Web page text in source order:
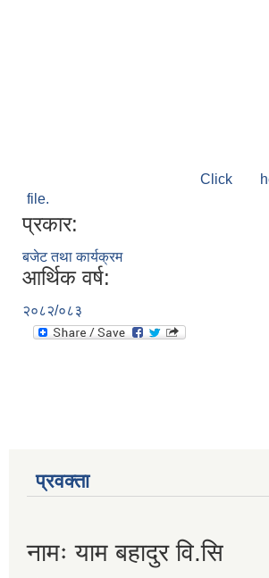
Click
file.
प्रकार:
बजेट तथा कार्यक्रम
आर्थिक वर्ष:
२०८२/०८३
प्रवक्ता
नामः याम बहादुर वि.सि